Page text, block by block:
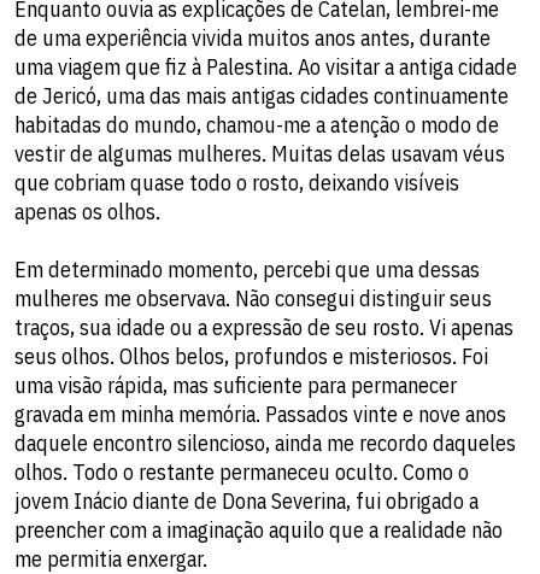
Enquanto ouvia as explicações de Catelan, lembrei-me
de uma experiência vivida muitos anos antes, durante
uma viagem que fiz à Palestina. Ao visitar a antiga cidade
de Jericó, uma das mais antigas cidades continuamente
habitadas do mundo, chamou-me a atenção o modo de
vestir de algumas mulheres. Muitas delas usavam véus
que cobriam quase todo o rosto, deixando visíveis
apenas os olhos.
Em determinado momento, percebi que uma dessas
mulheres me observava. Não consegui distinguir seus
traços, sua idade ou a expressão de seu rosto. Vi apenas
seus olhos. Olhos belos, profundos e misteriosos. Foi
uma visão rápida, mas suficiente para permanecer
gravada em minha memória. Passados vinte e nove anos
daquele encontro silencioso, ainda me recordo daqueles
olhos. Todo o restante permaneceu oculto. Como o
jovem Inácio diante de Dona Severina, fui obrigado a
preencher com a imaginação aquilo que a realidade não
me permitia enxergar.